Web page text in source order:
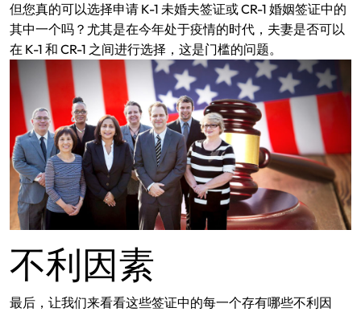
但您真的可以选择申请 K-1 未婚夫签证或 CR-1 婚姻签证中的
其中一个吗？尤其是在今年处于疫情的时代，夫妻是否可以
在 K-1 和 CR-1 之间进行选择，这是门槛的问题。
不利因素
最后，让我们来看看这些签证中的每一个存有哪些不利因